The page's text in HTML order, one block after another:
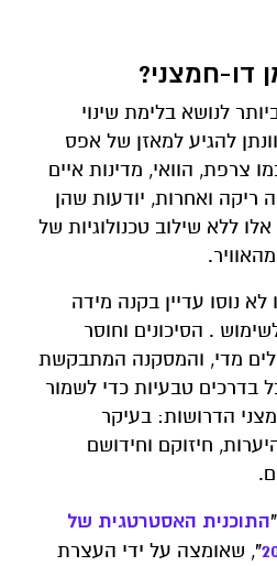
דו-חמצני?
לנושא בלימת שינוי
להגיע למאזן של אפס
עד שנת 2050 כמו צרפת, הוואי, מדינות איים
ריקה ואחרות, יודעות שהן
ללא שילוב טכנולוגיות של
לא נוסו עדיין בקנה מידה
. הסיכונים וחוסר
מדי, והמסקנה המתבקשת
בדרכים טבעיות כדי לשמור
הדרושות: בעיקר
חיזוקם וחידושם
"התוכנית האסטרטגית של
", שאומצה על ידי העצרת